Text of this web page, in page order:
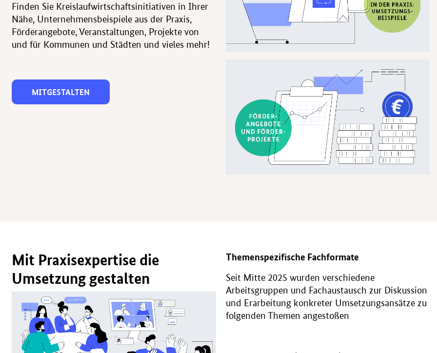
Finden Sie Kreislaufwirtschaftsinitiativen in Ihrer
Nähe, Unternehmensbeispiele aus der Praxis,
Förderangebote, Veranstaltungen, Projekte von
und für Kommunen und Städten und vieles mehr!
MITGESTALTEN
Mit Praxisexpertise die
Umsetzung gestalten
Themenspezifische Fachformate
Seit Mitte 2025 wurden verschiedene
Arbeitsgruppen und Fachaustausch zur Diskussion
und Erarbeitung konkreter Umsetzungsansätze zu
folgenden Themen angestoßen